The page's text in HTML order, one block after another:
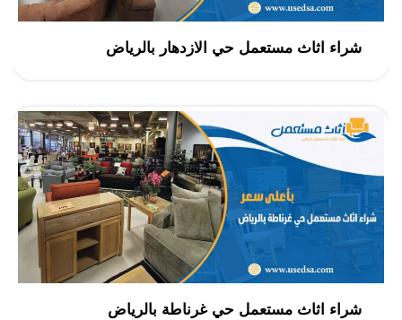
شراء اثاث مستعمل حي الازدهار بالرياض
شراء اثاث مستعمل حي غرناطة بالرياض